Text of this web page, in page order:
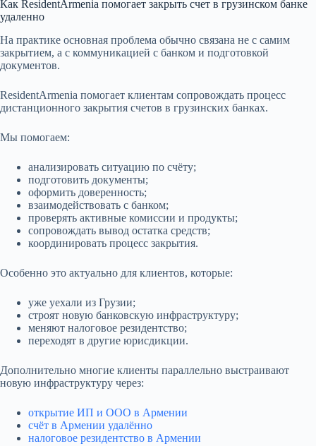
Как ResidentArmenia помогает закрыть счет в грузинском банке
удаленно
На практике основная проблема обычно связана не с самим
закрытием, а с коммуникацией с банком и подготовкой
документов.
ResidentArmenia помогает клиентам сопровождать процесс
дистанционного закрытия счетов в грузинских банках.
Мы помогаем:
анализировать ситуацию по счёту;
подготовить документы;
оформить доверенность;
взаимодействовать с банком;
проверять активные комиссии и продукты;
сопровождать вывод остатка средств;
координировать процесс закрытия.
Особенно это актуально для клиентов, которые:
уже уехали из Грузии;
строят новую банковскую инфраструктуру;
меняют налоговое резидентство;
переходят в другие юрисдикции.
Дополнительно многие клиенты параллельно выстраивают
новую инфраструктуру через:
открытие ИП и ООО в Армении
счёт в Армении удалённо
налоговое резидентство в Армении